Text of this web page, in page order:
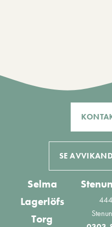
SE
Selma
Lagerlöfs
Torg